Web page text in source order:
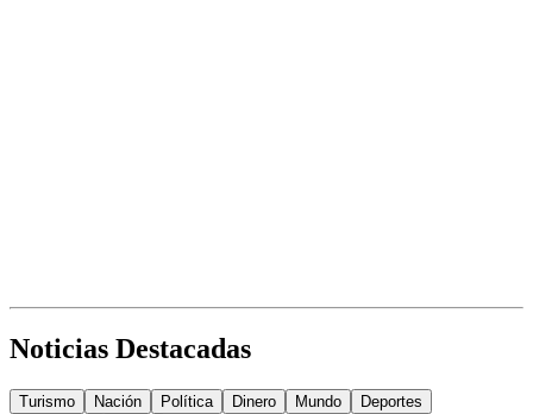
Noticias Destacadas
Turismo Nación Política Dinero Mundo
Deportes